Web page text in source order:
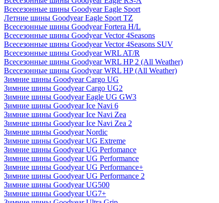
Всесезонные шины Goodyear Eagle Sport
Летние шины Goodyear Eagle Sport TZ
Всесезонные шины Goodyear Fortera H/L
Всесезонные шины Goodyear Vector 4Seasons
Всесезонные шины Goodyear Vector 4Seasons SUV
Всесезонные шины Goodyear WRL AT/R
Всесезонные шины Goodyear WRL HP 2 (All Weather)
Всесезонные шины Goodyear WRL HP (All Weather)
Зимние шины Goodyear Cargo UG
Зимние шины Goodyear Cargo UG2
Зимние шины Goodyear Eagle UG GW3
Зимние шины Goodyear Ice Navi 6
Зимние шины Goodyear Ice Navi Zea
Зимние шины Goodyear Ice Navi Zea 2
Зимние шины Goodyear Nordic
Зимние шины Goodyear UG Extreme
Зимние шины Goodyear UG Perfomance
Зимние шины Goodyear UG Performance
Зимние шины Goodyear UG Performance+
Зимние шины Goodyear UG Performance 2
Зимние шины Goodyear UG500
Зимние шины Goodyear UG7+